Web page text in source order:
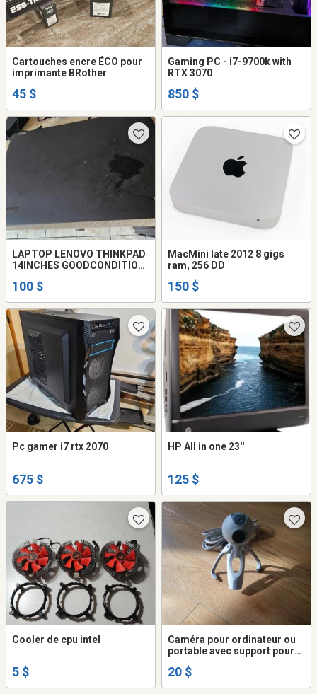
Cartouches encre ÉCO pour
imprimante BRother
45 $
Gaming PC - i7-9700k with
RTX 3070
850 $
LAPTOP LENOVO THINKPAD
14INCHES GOODCONDITION
100 $
MacMini late 2012 8 gigs
ram, 256 DD
150 $
Pc gamer i7 rtx 2070
675 $
HP All in one 23''
125 $
Cooler de cpu intel
5 $
Caméra pour ordinateur ou
portable avec support pour
20 $